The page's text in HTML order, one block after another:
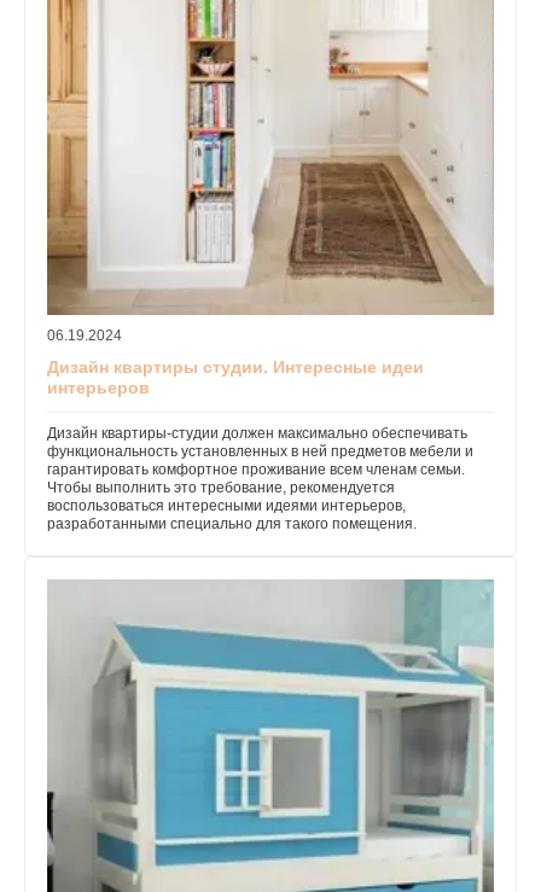
06.19.2024
Дизайн квартиры студии. Интересные идеи
интерьеров
Дизайн квартиры-студии должен максимально обеспечивать
функциональность установленных в ней предметов мебели и
гарантировать комфортное проживание всем членам семьи.
Чтобы выполнить это требование, рекомендуется
воспользоваться интересными идеями интерьеров,
разработанными специально для такого помещения.